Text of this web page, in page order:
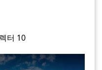
터 10